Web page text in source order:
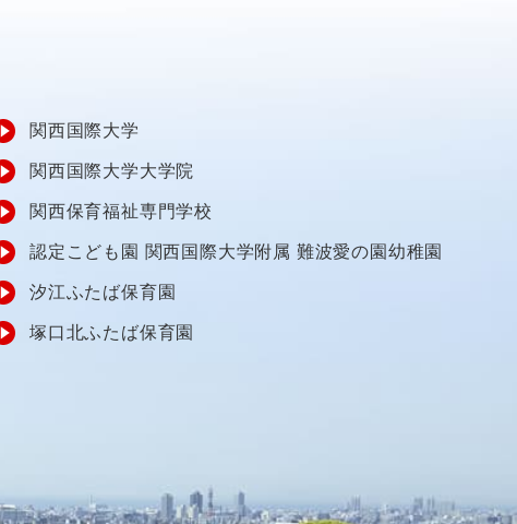
関西国際大学
関西国際大学大学院
関西保育福祉専門学校
認定こども園 関西国際大学附属 難波愛の園幼稚園
汐江ふたば保育園
塚口北ふたば保育園